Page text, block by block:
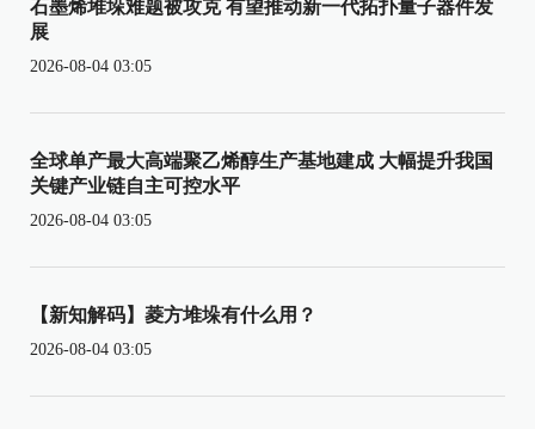
石墨烯堆垛难题被攻克 有望推动新一代拓扑量子器件发
展
2026-08-04 03:05
全球单产最大高端聚乙烯醇生产基地建成 大幅提升我国
关键产业链自主可控水平
2026-08-04 03:05
【新知解码】菱方堆垛有什么用？
2026-08-04 03:05